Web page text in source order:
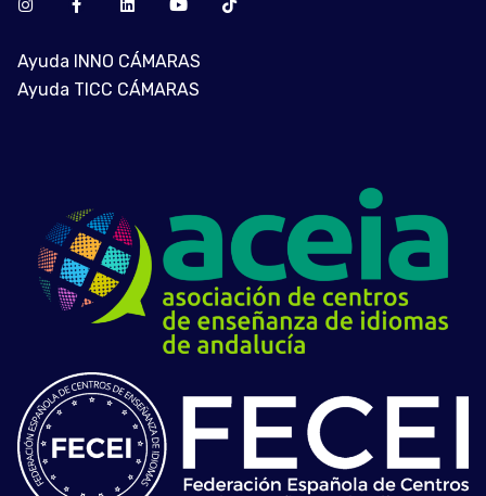
Ayuda INNO CÁMARAS
Ayuda TICC CÁMARAS